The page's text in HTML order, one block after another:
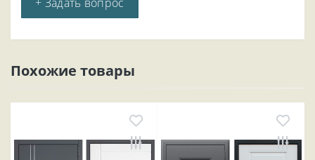
Похожие товары